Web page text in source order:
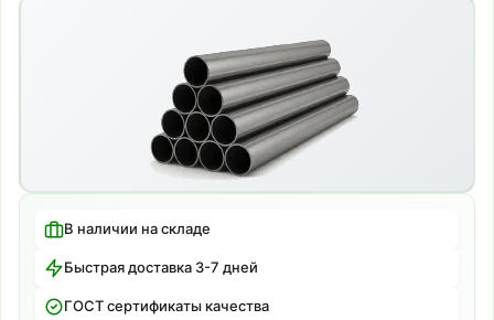
В наличии на складе
Быстрая доставка 3-7 дней
ГОСТ сертификаты качества